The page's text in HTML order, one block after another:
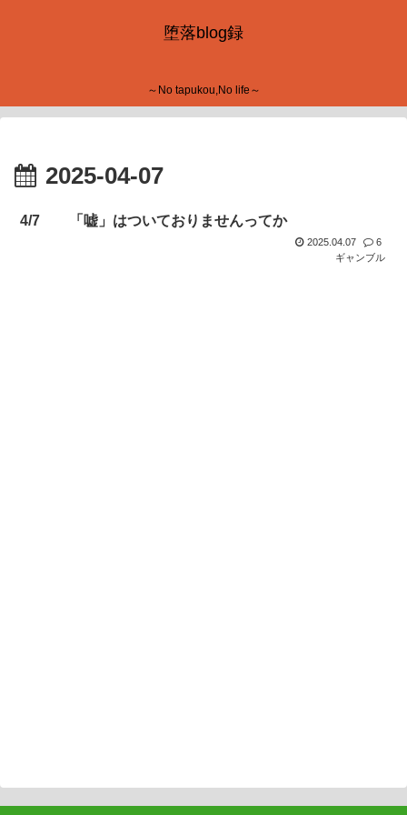
堕落blog録
～No tapukou,No life～
2025-04-07
4/7 「嘘」はついておりませんってか
2025.04.07
6
ギャンブル